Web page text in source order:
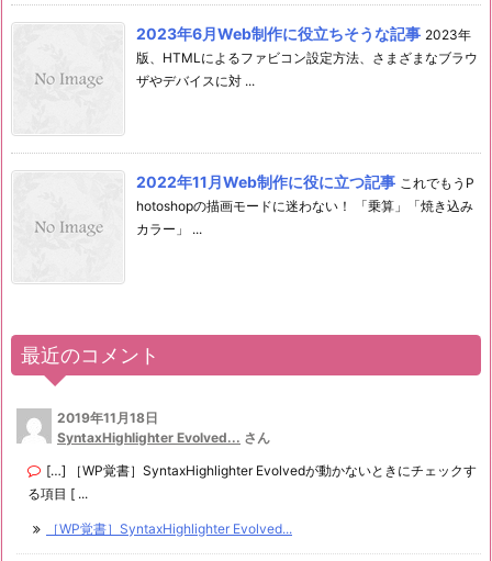
2023年6月Web制作に役立ちそうな記事 2023年
版、HTMLによるファビコン設定方法、さまざまなブラウ
ザやデバイスに対 ...
2022年11月Web制作に役に立つ記事 これでもうP
hotoshopの描画モードに迷わない！ 「乗算」「焼き込み
カラー」 ...
最近のコメント
2019年11月18日
SyntaxHighlighter Evolved... さん
[…] ［WP覚書］SyntaxHighlighter Evolvedが動かないときにチェックす
る項目 [ ...
［WP覚書］SyntaxHighlighter Evolved...